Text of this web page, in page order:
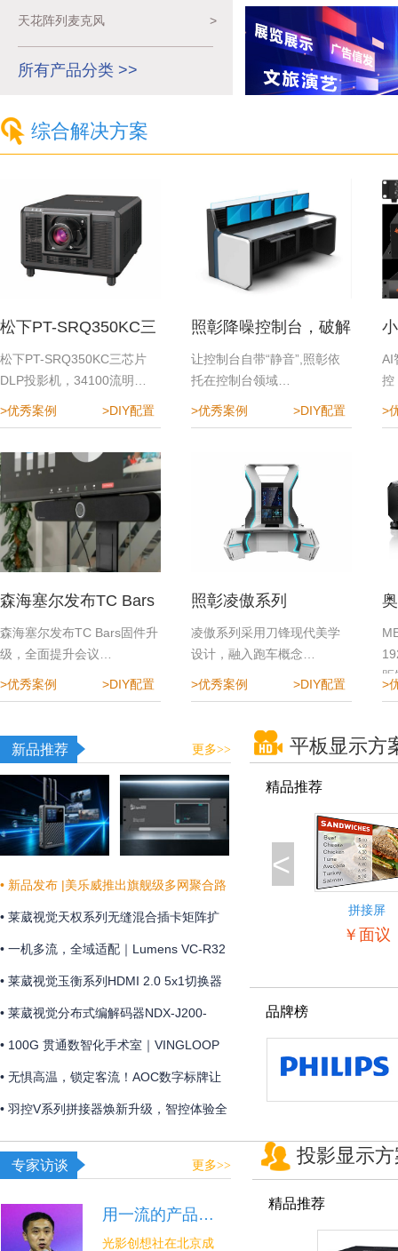
天花阵列麦克风 >
所有产品分类 >>
综合解决方案
松下PT-SRQ350KC三
芯片DLP投影机
松下PT-SRQ350KC三芯片
DLP投影机，34100流明…
>优秀案例 >DIY配置
照彰降噪控制台，破解
指挥中心降噪难题
让控制台自带“静音”,照彰依
托在控制台领域…
>优秀案例 >DIY配置
AI
控
>
森海塞尔发布TC Bars
固件升级，全面提升会
议体验
森海塞尔发布TC Bars固件升
级，全面提升会议…
>优秀案例 >DIY配置
照彰凌傲系列
凌傲系列采用刀锋现代美学
设计，融入跑车概念…
>优秀案例 >DIY配置 >
新品推荐 更多>>
• 新品发布 |美乐威推出旗舰级多网聚合路
由器Pro Router Max，为关键业务提供更
稳定可靠的网络连接
• 莱葳视觉天权系列无缝混合插卡矩阵扩
展和维护方便
• 一机多流，全域适配｜Lumens VC-R32
摄像机全新上市
• 莱葳视觉玉衡系列HDMI 2.0 5x1切换器
支持4K@60Hz 4:4:4分辨率及18Gbps视
频带宽
• 莱葳视觉分布式编解码器NDX-J200-
ENC助您实现画质同步
• 100G 贯通数智化手术室｜VINGLOOP
构建 OR over IP 网络底座
• 无惧高温，锁定客流！AOC数字标牌让
夏日线下经济突破“屏”障！
• 羽控V系列拼接器焕新升级，智控体验全
面跃升！
平板显示方
精品推荐
<
拼接屏
￥面议
品牌榜
专家访谈 更多>>
用一流的产品…
光影创想社在北京成
投影显示
精品推荐